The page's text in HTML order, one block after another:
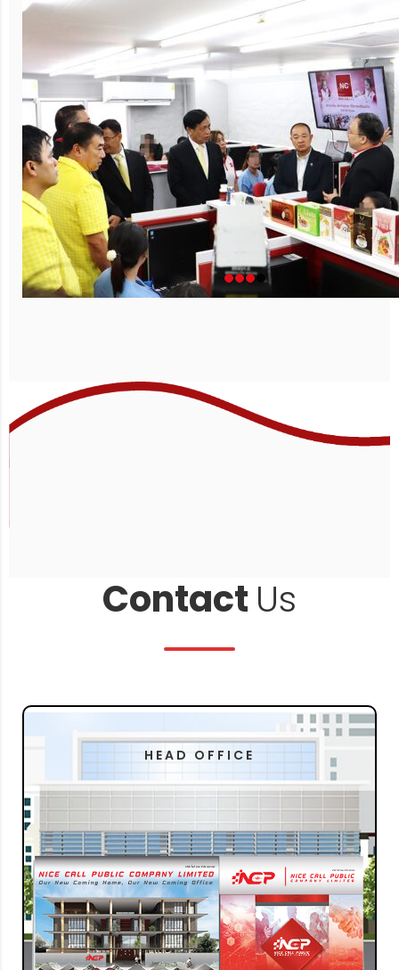
Contact Us
HEAD OFFICE
ที่อยู่บริษัท:
76/94,96
ถนนแจ้งวัฒนะ
แขวงอนุสาวรีย์